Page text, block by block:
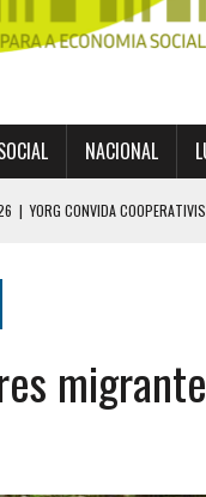
NACIONAL
| YORG CONVIDA
Z É UM MOVIMENTO DE LUTA DE
NACIONAL DA MÚTUA DOS